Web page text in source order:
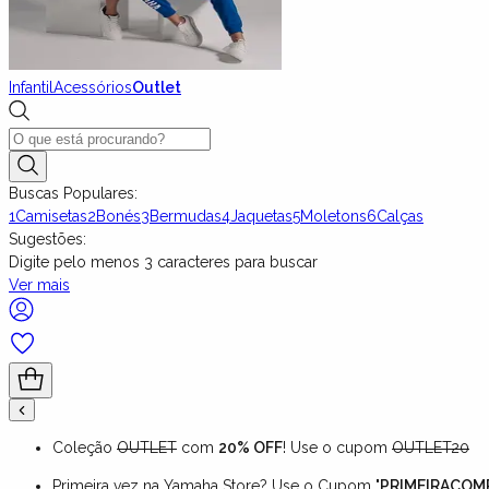
Infantil AcessóriosOutlet
Buscas Populares:
1Camisetas2Bonés3Bermudas4Jaquetas5Moletons6Calças
Sugestões:
Digite pelo menos 3 caracteres para buscar
Ver mais
Coleção OUTLET com 20% OFF! Use o cupom OUTLET20